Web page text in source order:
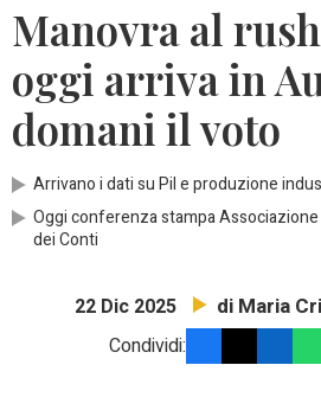
Manovra al
oggi arriva in
domani il voto
Arrivano i dati su Pil e produzione
Oggi conferenza stampa
dei Conti
22 Dic 2025 di Maria
Condividi: